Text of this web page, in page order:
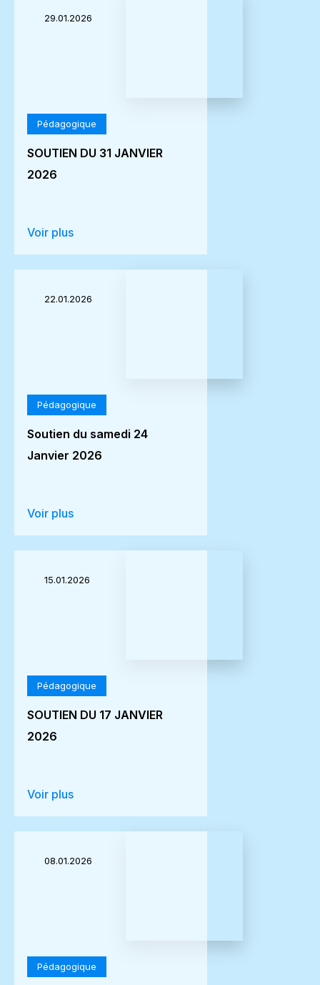
29.01.2026
Pédagogique
SOUTIEN DU 31 JANVIER
2026
Voir plus
22.01.2026
Pédagogique
Soutien du samedi 24
Janvier 2026
Voir plus
15.01.2026
Pédagogique
SOUTIEN DU 17 JANVIER
2026
Voir plus
08.01.2026
Pédagogique